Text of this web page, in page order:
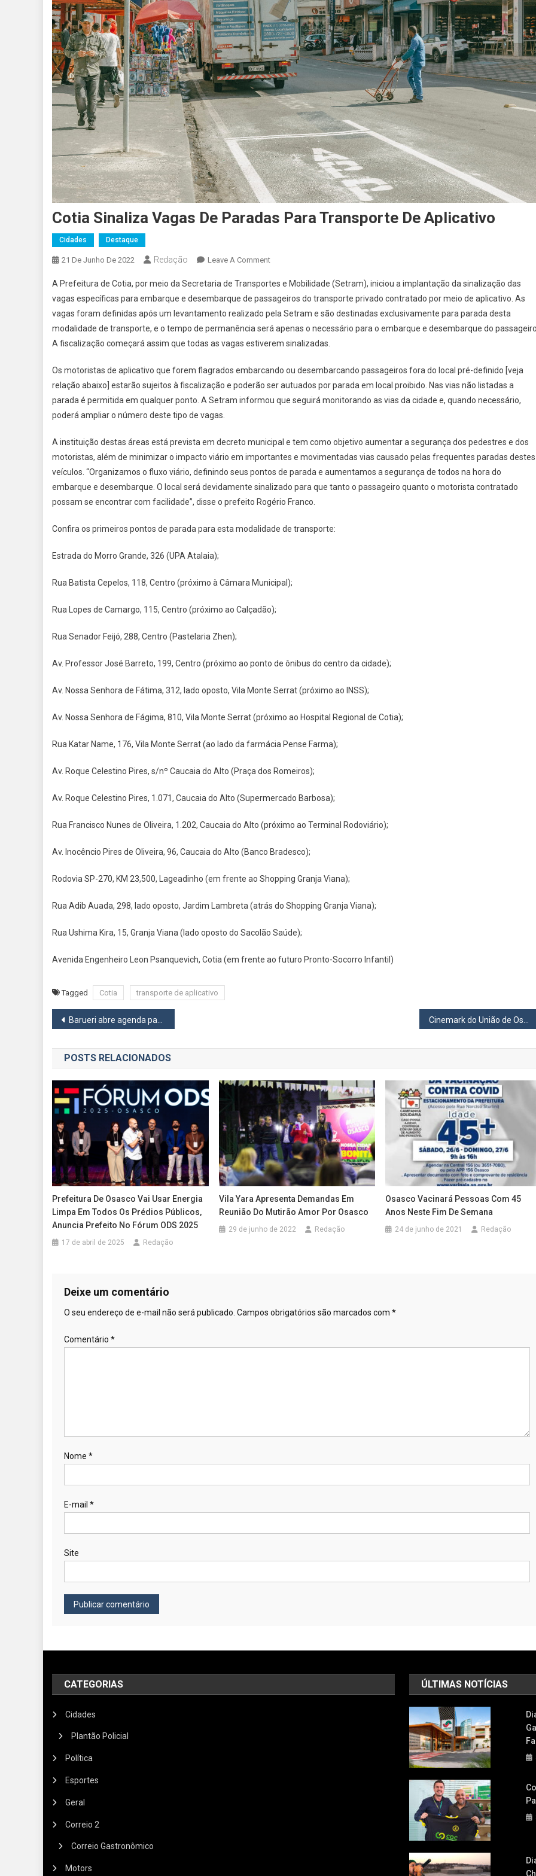
Cotia Sinaliza Vagas De Paradas Para Transporte De Aplicativo
Cidades Destaque
21 De Junho De 2022 Redação Leave A CommentOn
Sinaliza
Vagas
De
Paradas
Para
De
Aplicativo
A Prefeitura de Cotia, por meio da Secretaria de Transportes e Mobilidade (Setram), iniciou a implantação da sinalização das
vagas específicas para embarque e desembarque de passageiros do transporte privado contratado por meio de aplicativo. As
vagas foram definidas após um levantamento realizado pela Setram e são destinadas exclusivamente para parada desta
modalidade de transporte, e o tempo de permanência será apenas o necessário para o embarque e desembarque do
A fiscalização começará assim que todas as vagas estiverem sinalizadas.
Os motoristas de aplicativo que forem flagrados embarcando ou desembarcando passageiros fora do local pré-definido [veja
relação abaixo] estarão sujeitos à fiscalização e poderão ser autuados por parada em local proibido. Nas vias não listadas a
parada é permitida em qualquer ponto. A Setram informou que seguirá monitorando as vias da cidade e, quando necessário,
poderá ampliar o número deste tipo de vagas.
A instituição destas áreas está prevista em decreto municipal e tem como objetivo aumentar a segurança dos pedestres e dos
motoristas, além de minimizar o impacto viário em importantes e movimentadas vias causado pelas frequentes paradas destes
veículos. “Organizamos o fluxo viário, definindo seus pontos de parada e aumentamos a segurança de todos na hora do
embarque e desembarque. O local será devidamente sinalizado para que tanto o passageiro quanto o motorista contratado
possam se encontrar com facilidade”, disse o prefeito Rogério Franco.
Confira os primeiros pontos de parada para esta modalidade de transporte:
Estrada do Morro Grande, 326 (UPA Atalaia);
Rua Batista Cepelos, 118, Centro (próximo à Câmara Municipal);
Rua Lopes de Camargo, 115, Centro (próximo ao Calçadão);
Rua Senador Feijó, 288, Centro (Pastelaria Zhen);
Av. Professor José Barreto, 199, Centro (próximo ao ponto de ônibus do centro da cidade);
Av. Nossa Senhora de Fátima, 312, lado oposto, Vila Monte Serrat (próximo ao INSS);
Av. Nossa Senhora de Fágima, 810, Vila Monte Serrat (próximo ao Hospital Regional de Cotia);
Rua Katar Name, 176, Vila Monte Serrat (ao lado da farmácia Pense Farma);
Av. Roque Celestino Pires, s/nº Caucaia do Alto (Praça dos Romeiros);
Av. Roque Celestino Pires, 1.071, Caucaia do Alto (Supermercado Barbosa);
Rua Francisco Nunes de Oliveira, 1.202, Caucaia do Alto (próximo ao Terminal Rodoviário);
Av. Inocêncio Pires de Oliveira, 96, Caucaia do Alto (Banco Bradesco);
Rodovia SP-270, KM 23,500, Lageadinho (em frente ao Shopping Granja Viana);
Rua Adib Auada, 298, lado oposto, Jardim Lambreta (atrás do Shopping Granja Viana);
Rua Ushima Kira, 15, Granja Viana (lado oposto do Sacolão Saúde);
Avenida Engenheiro Leon Psanquevich, Cotia (em frente ao futuro Pronto-Socorro Infantil)
Tagged Cotia transporte de aplicativo
Navegação
de
Post
Barueri abre agenda para vacinação antirrábica de julho
POSTS RELACIONADOS
Prefeitura De Osasco Vai Usar Energia
Limpa Em Todos Os Prédios Públicos,
Anuncia Prefeito No Fórum ODS 2025
17 de abril de 2025 Redação
Vila Yara Apresenta Demandas Em
Reunião Do Mutirão Amor Por Osasco
29 de junho de 2022 Redação
Osasco Vacinará Pessoas Com 45
Anos Neste Fim De Semana
24 de junho de 2021 Redação
Deixe um comentário
O seu endereço de e-mail não será publicado. Campos obrigatórios são marcados com *
Comentário *
Nome *
E-mail *
Site
CATEGORIAS
Cidades
Plantão Policial
Política
Esportes
Geral
Correio 2
Correio Gastronômico
Motors
ÚLTIMAS NOTÍCIAS